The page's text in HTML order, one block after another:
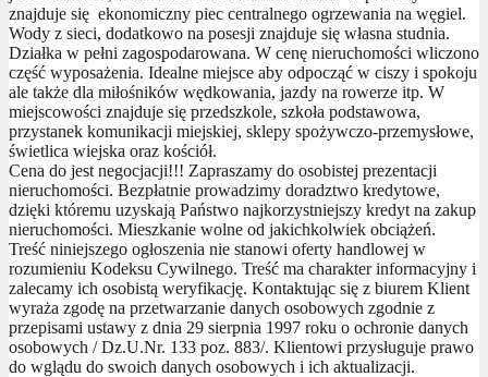
znajduje się ekonomiczny piec centralnego ogrzewania na węgiel.
Wody z sieci, dodatkowo na posesji znajduje się własna studnia.
Działka w pełni zagospodarowana. W cenę nieruchomości wliczono
część wyposażenia. Idealne miejsce aby odpocząć w ciszy i spokoju
ale także dla miłośników wędkowania, jazdy na rowerze itp. W
miejscowości znajduje się przedszkole, szkoła podstawowa,
przystanek komunikacji miejskiej, sklepy spożywczo-przemysłowe,
świetlica wiejska oraz kościół.
Cena do jest negocjacji!!! Zapraszamy do osobistej prezentacji
nieruchomości. Bezpłatnie prowadzimy doradztwo kredytowe,
dzięki któremu uzyskają Państwo najkorzystniejszy kredyt na zakup
nieruchomości. Mieszkanie wolne od jakichkolwiek obciążeń.
Treść niniejszego ogłoszenia nie stanowi oferty handlowej w
rozumieniu Kodeksu Cywilnego. Treść ma charakter informacyjny i
zalecamy ich osobistą weryfikację. Kontaktując się z biurem Klient
wyraża zgodę na przetwarzanie danych osobowych zgodnie z
przepisami ustawy z dnia 29 sierpnia 1997 roku o ochronie danych
osobowych / Dz.U.Nr. 133 poz. 883/. Klientowi przysługuje prawo
do wglądu do swoich danych osobowych i ich aktualizacji.